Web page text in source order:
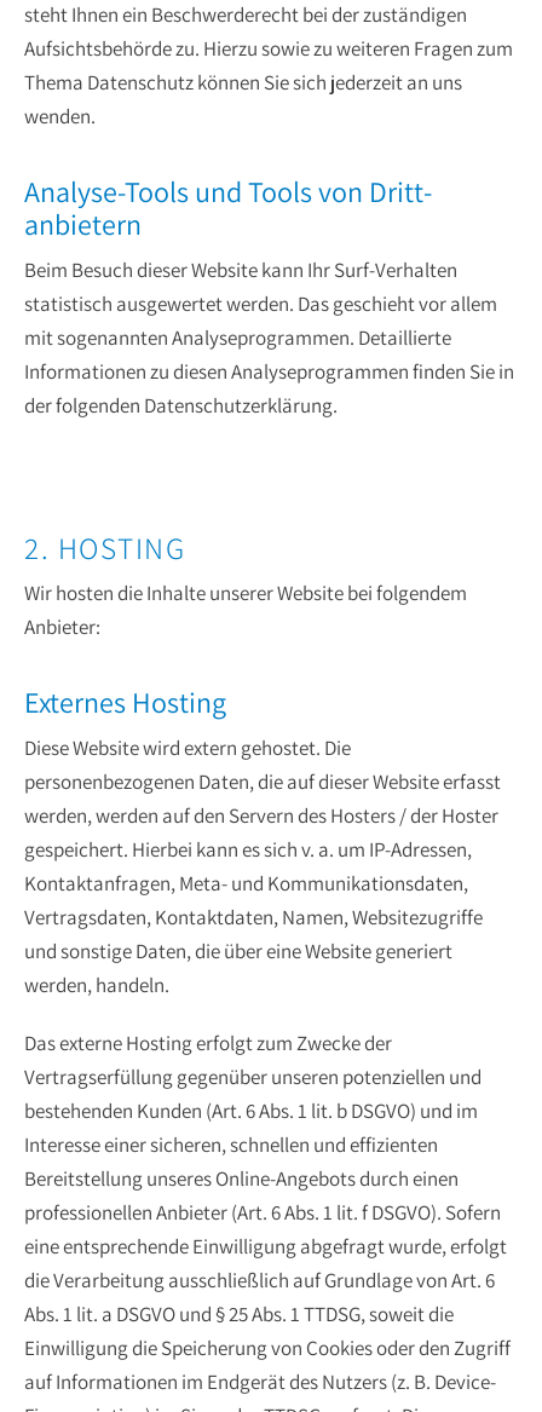
steht Ihnen ein Beschwerderecht bei der zuständigen
Aufsichtsbehörde zu. Hierzu sowie zu weiteren Fragen zum
Thema Datenschutz können Sie sich jederzeit an uns
wenden.
Analyse-Tools und Tools von Dritt­
anbietern
Beim Besuch dieser Website kann Ihr Surf-Verhalten
statistisch ausgewertet werden. Das geschieht vor allem
mit sogenannten Analyseprogrammen. Detaillierte
Informationen zu diesen Analyseprogrammen finden Sie in
der folgenden Datenschutzerklärung.
2. HOSTING
Wir hosten die Inhalte unserer Website bei folgendem
Anbieter:
Externes Hosting
Diese Website wird extern gehostet. Die
personenbezogenen Daten, die auf dieser Website erfasst
werden, werden auf den Servern des Hosters / der Hoster
gespeichert. Hierbei kann es sich v. a. um IP-Adressen,
Kontaktanfragen, Meta- und Kommunikationsdaten,
Vertragsdaten, Kontaktdaten, Namen, Websitezugriffe
und sonstige Daten, die über eine Website generiert
werden, handeln.
Das externe Hosting erfolgt zum Zwecke der
Vertragserfüllung gegenüber unseren potenziellen und
bestehenden Kunden (Art. 6 Abs. 1 lit. b DSGVO) und im
Interesse einer sicheren, schnellen und effizienten
Bereitstellung unseres Online-Angebots durch einen
professionellen Anbieter (Art. 6 Abs. 1 lit. f DSGVO). Sofern
eine entsprechende Einwilligung abgefragt wurde, erfolgt
die Verarbeitung ausschließlich auf Grundlage von Art. 6
Abs. 1 lit. a DSGVO und § 25 Abs. 1 TTDSG, soweit die
Einwilligung die Speicherung von Cookies oder den Zugriff
auf Informationen im Endgerät des Nutzers (z. B. Device-